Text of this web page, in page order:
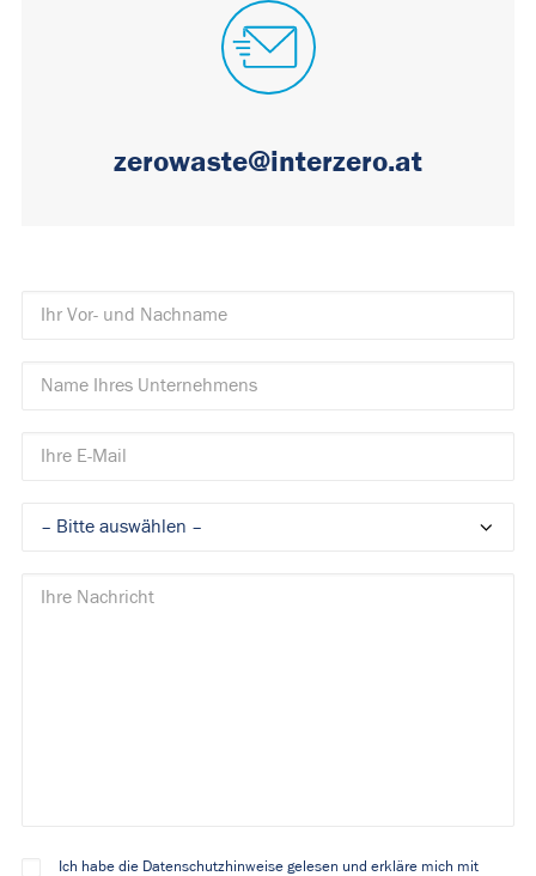
zerowaste@interzero.at
Ich habe die Datenschutzhinweise gelesen und erkläre mich mit